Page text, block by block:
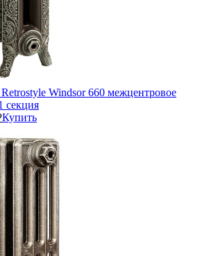
Windsor 660 межцентровое
секция
Купить